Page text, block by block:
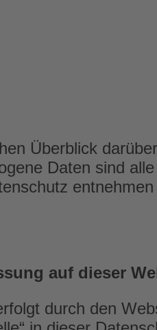
Überblick
Daten sind
auf dieser
durch den